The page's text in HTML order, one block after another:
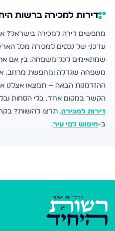
דירות למכירה ברשות
מחפשים דירה למכירה בישראל?
עדכני של נכסים למכירה מכל הארץ
שמתאימים לכל משפחה. בין אם
משפחה שגדלה ומחפשת מרחב,
ההזדמנות הבאה — תמצאו אצלנו
הקשר במקום אחד, בלי הסחות
דירות למכירה. תרצו להשוות?
ב-חיפוש לפי עיר.